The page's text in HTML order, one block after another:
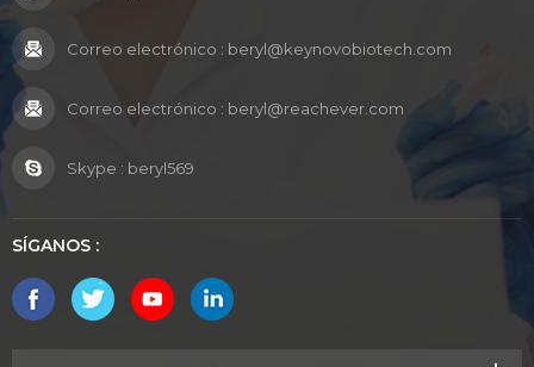
Correo electrónico : beryl@keynovobiotech.com
Correo electrónico : beryl@reachever.com
Skype : beryl569
SÍGANOS :